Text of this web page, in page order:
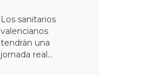
Los sanitarios
valencianos
tendrán una
jornada real...